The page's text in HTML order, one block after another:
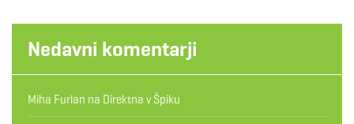
Nedavni komentarji
Miha Furlan na Direktna v Špiku